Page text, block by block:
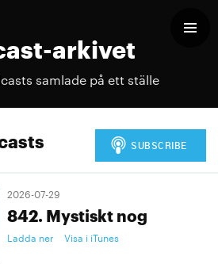
arkivet
samlade på ett ställe
2026-07-29
842. Mystiskt nog
Ladda ner Visa i iTunes